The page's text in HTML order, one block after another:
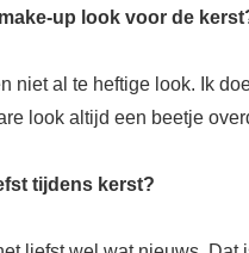
up look voor de
niet al te heftige look. Ik
look altijd een beetje
tijdens kerst?